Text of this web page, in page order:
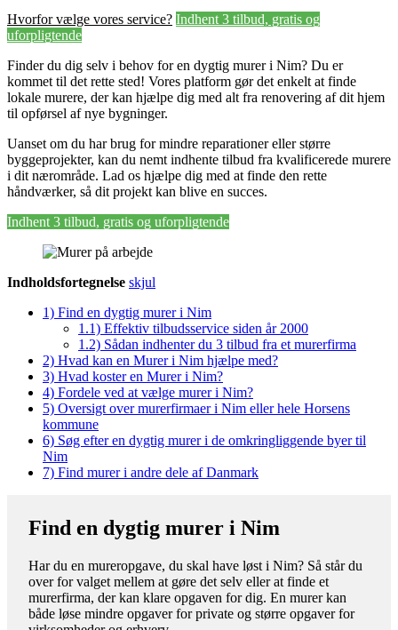
Hvorfor vælge vores service? Indhent 3 tilbud, gratis og
uforpligtende
Finder du dig selv i behov for en dygtig murer i Nim? Du er
kommet til det rette sted! Vores platform gør det enkelt at finde
lokale murere, der kan hjælpe dig med alt fra renovering af dit hjem
til opførsel af nye bygninger.
Uanset om du har brug for mindre reparationer eller større
byggeprojekter, kan du nemt indhente tilbud fra kvalificerede murere
i dit nærområde. Lad os hjælpe dig med at finde den rette
håndværker, så dit projekt kan blive en succes.
Indhent 3 tilbud, gratis og uforpligtende
Indholdsfortegnelse skjul
1) Find en dygtig murer i Nim
1.1) Effektiv tilbudsservice siden år 2000
1.2) Sådan indhenter du 3 tilbud fra et murerfirma
2) Hvad kan en Murer i Nim hjælpe med?
3) Hvad koster en Murer i Nim?
4) Fordele ved at vælge murer i Nim?
5) Oversigt over murerfirmaer i Nim eller hele Horsens
kommune
6) Søg efter en dygtig murer i de omkringliggende byer til
Nim
7) Find murer i andre dele af Danmark
Find en dygtig murer i Nim
Har du en mureropgave, du skal have løst i Nim? Så står du
over for valget mellem at gøre det selv eller at finde et
murerfirma, der kan klare opgaven for dig. En murer kan
både løse mindre opgaver for private og større opgaver for